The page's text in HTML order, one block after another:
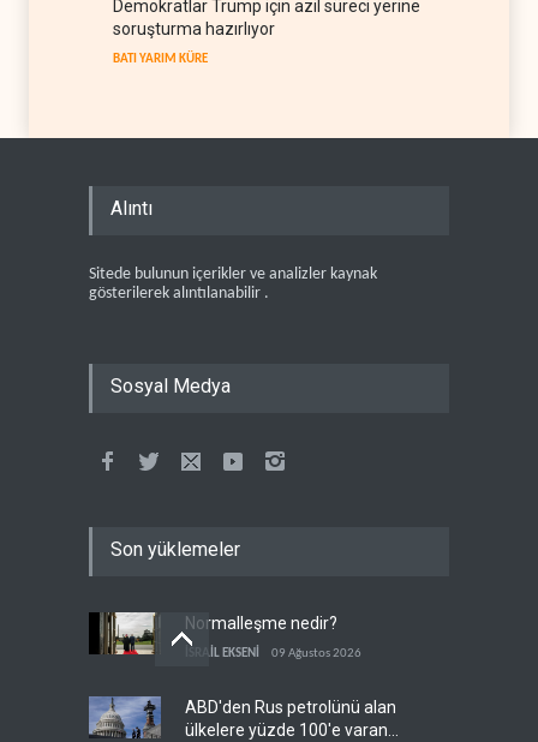
Demokratlar Trump için azil süreci yerine
soruşturma hazırlıyor
BATI YARIM KÜRE
Alıntı
Sitede bulunun içerikler ve analizler kaynak
gösterilerek alıntılanabilir .
Sosyal Medya
Son yüklemeler
Normalleşme nedir?
İSRAİL EKSENİ 09 Ağustos 2026
ABD'den Rus petrolünü alan
ülkelere yüzde 100'e varan